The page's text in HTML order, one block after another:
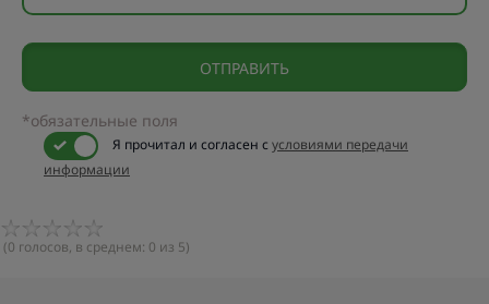
*обязательные поля
Я прочитал и согласен сусловиями передачи
информации
(0 голосов, в среднем: 0 из 5)